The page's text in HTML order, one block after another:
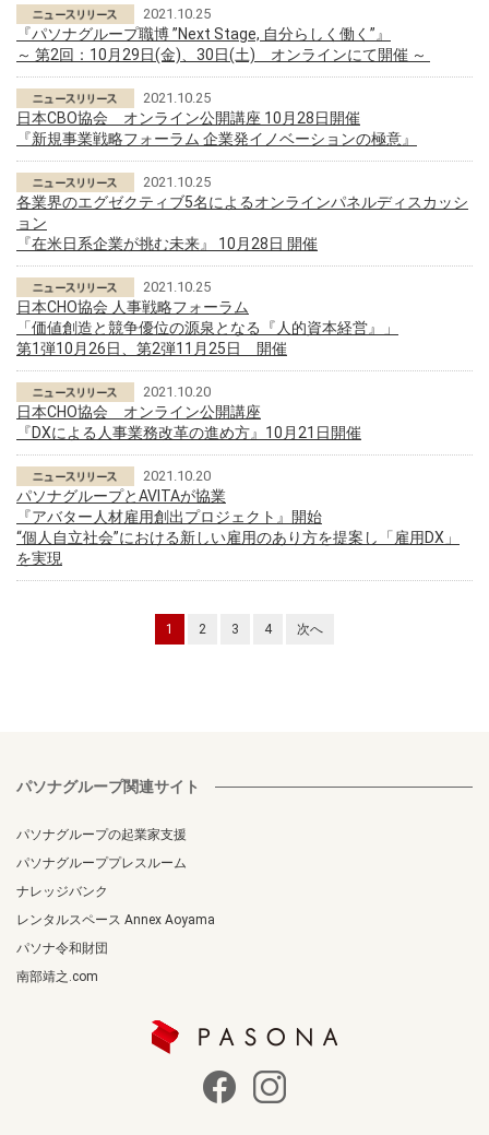
2021.10.25
『パソナグループ職博 ”Next Stage, 自分らしく働く”』
～ 第2回：10月29日(金)、30日(土) オンラインにて開催 ～
2021.10.25
日本CBO協会 オンライン公開講座 10月28日開催
『新規事業戦略フォーラム 企業発イノベーションの極意』
2021.10.25
各業界のエグゼクティブ5名によるオンラインパネルディスカッシ
ョン
『在米日系企業が挑む未来』 10月28日 開催
2021.10.25
日本CHO協会 人事戦略フォーラム
「価値創造と競争優位の源泉となる『人的資本経営』」
第1弾10月26日、第2弾11月25日 開催
2021.10.20
日本CHO協会 オンライン公開講座
『DXによる人事業務改革の進め方』10月21日開催
2021.10.20
パソナグループとAVITAが協業
『アバター人材雇用創出プロジェクト』開始
“個人自立社会”における新しい雇用のあり方を提案し「雇用DX」
を実現
1 2 3 4 次へ
パソナグループ関連サイト
パソナグループの起業家支援
パソナグループプレスルーム
ナレッジバンク
レンタルスペース Annex Aoyama
パソナ令和財団
南部靖之.com